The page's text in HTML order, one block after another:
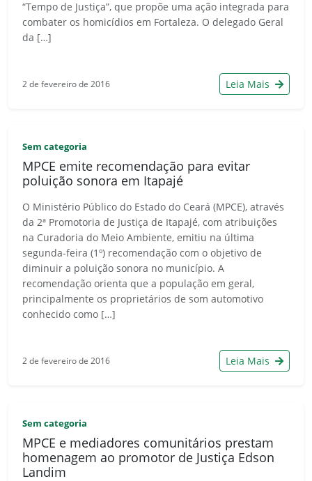
“Tempo de Justiça”, que propõe uma ação integrada para
combater os homicídios em Fortaleza. O delegado Geral
da […]
2 de fevereiro de 2016 Leia Mais
Sem categoria
MPCE emite recomendação para evitar
poluição sonora em Itapajé
O Ministério Público do Estado do Ceará (MPCE), através
da 2ª Promotoria de Justiça de Itapajé, com atribuições
na Curadoria do Meio Ambiente, emitiu na última
segunda-feira (1º) recomendação com o objetivo de
diminuir a poluição sonora no município. A
recomendação orienta que a população em geral,
principalmente os proprietários de som automotivo
conhecido como […]
2 de fevereiro de 2016 Leia Mais
Sem categoria
MPCE e mediadores comunitários prestam
homenagem ao promotor de Justiça Edson
Landim